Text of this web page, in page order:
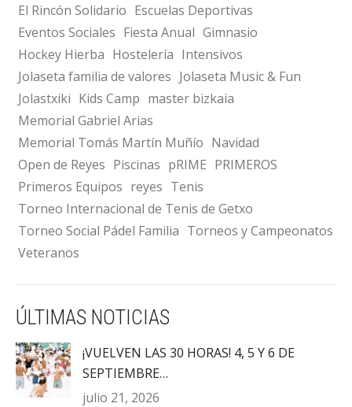
El Rincón Solidario Escuelas Deportivas
Eventos Sociales Fiesta Anual Gimnasio
Hockey Hierba Hostelería Intensivos
Jolaseta familia de valores Jolaseta Music & Fun
Jolastxiki Kids Camp master bizkaia
Memorial Gabriel Arias
Memorial Tomás Martín Muñío Navidad
Open de Reyes Piscinas pRIME PRIMEROS
Primeros Equipos reyes Tenis
Torneo Internacional de Tenis de Getxo
Torneo Social Pádel Familia Torneos y Campeonatos
Veteranos
ÚLTIMAS NOTICIAS
¡VUELVEN LAS 30 HORAS! 4, 5 Y 6 DE
SEPTIEMBRE…
julio 21, 2026